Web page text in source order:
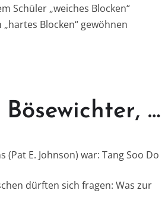
Schüler „weiches Blocken“
Blocken“ gewöhnen
…
E. Johnson) war: Tang Soo Do
dürften sich fragen: Was zur